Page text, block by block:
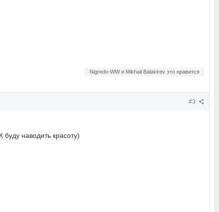
Nigredo-WW и Mikhail Balakirev это нравится
#3
наводить красоту)